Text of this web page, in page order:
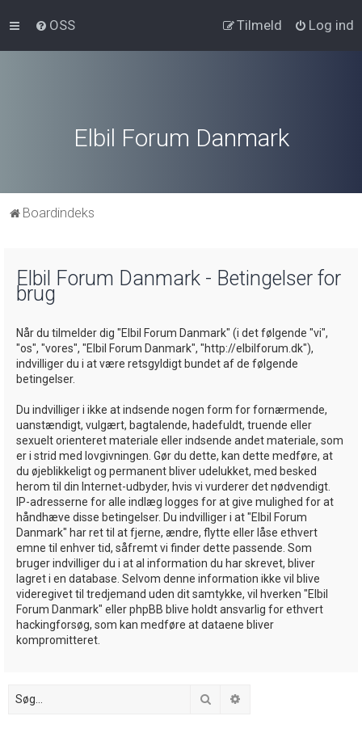
OSS Log ind
Tilmeld
Elbil Forum Danmark
Boardindeks
Elbil Forum Danmark - Betingelser for
brug
Når du tilmelder dig "Elbil Forum Danmark" (i det følgende "vi",
"os", "vores", "Elbil Forum Danmark", "http://elbilforum.dk"),
indvilliger du i at være retsgyldigt bundet af de følgende
betingelser.
Du indvilliger i ikke at indsende nogen form for fornærmende,
uanstændigt, vulgært, bagtalende, hadefuldt, truende eller
sexuelt orienteret materiale eller indsende andet materiale, som
er i strid med lovgivningen. Gør du dette, kan dette medføre, at
du øjeblikkeligt og permanent bliver udelukket, med besked
herom til din Internet-udbyder, hvis vi vurderer det nødvendigt.
IP-adresserne for alle indlæg logges for at give mulighed for at
håndhæve disse betingelser. Du indvilliger i at "Elbil Forum
Danmark" har ret til at fjerne, ændre, flytte eller låse ethvert
emne til enhver tid, såfremt vi finder dette passende. Som
bruger indvilliger du i at al information du har skrevet, bliver
lagret i en database. Selvom denne information ikke vil blive
videregivet til tredjemand uden dit samtykke, vil hverken "Elbil
Forum Danmark" eller phpBB blive holdt ansvarlig for ethvert
hackingforsøg, som kan medføre at dataene bliver
kompromitteret.
Søg